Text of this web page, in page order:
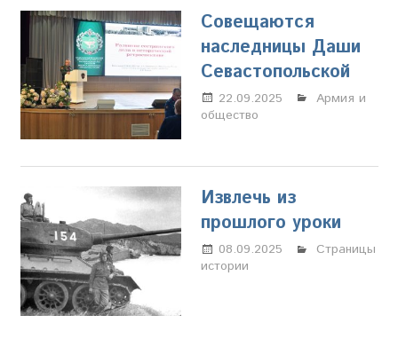
Совещаются
наследницы Даши
Севастопольской
22.09.2025
Марина
Армия и
общество
Извлечь из
прошлого уроки
08.09.2025
Настя
Страницы
истории